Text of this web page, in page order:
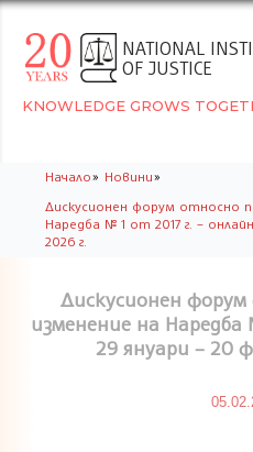
NATIONAL
OF JUSTICE
KNOWLEDGE GROWS
Начало» Новини»
Дискусионен форум относно
Наредба № 1 от 2017 г. –
2026 г.
Дискусионен
изменение на Наредба
29 януари – 20